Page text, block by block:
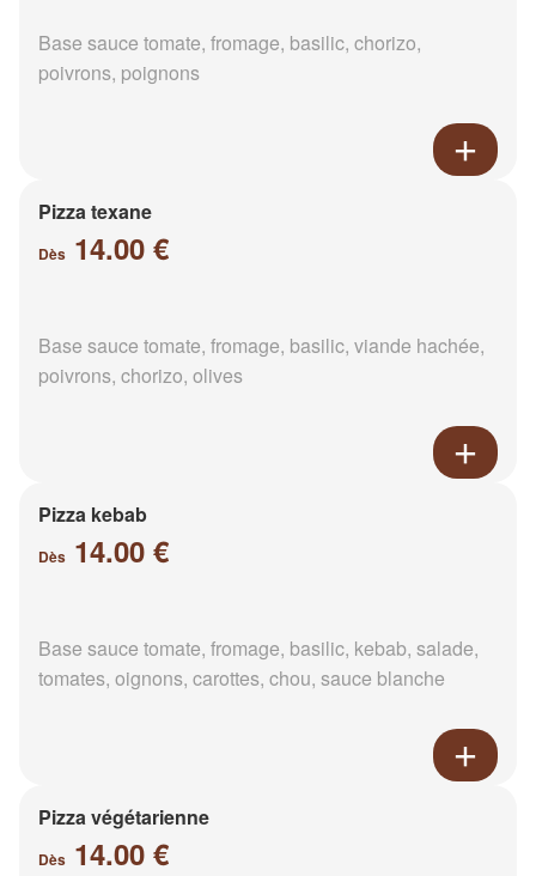
Base sauce tomate, fromage, basilic, chorizo,
poivrons, poignons
Pizza texane
Dès 14.00 €
Base sauce tomate, fromage, basilic, viande hachée,
poivrons, chorizo, olives
Pizza kebab
Dès 14.00 €
Base sauce tomate, fromage, basilic, kebab, salade,
tomates, oignons, carottes, chou, sauce blanche
Pizza végétarienne
Dès 14.00 €